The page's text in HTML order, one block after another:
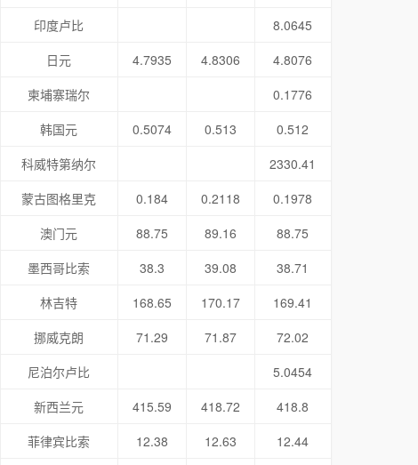
印度卢比
8.0645
日元
4.7935 4.8306
4.8076
柬埔寨瑞尔
0.1776
韩国元
0.5074 0.513
0.512
科威特第纳尔
2330.41
蒙古图格里克
0.184 0.2118
0.1978
澳门元
88.75 89.16
88.75
墨西哥比索
38.3 39.08
38.71
林吉特
168.65 170.17
169.41
挪威克朗
71.29 71.87
72.02
尼泊尔卢比
5.0454
新西兰元
415.59 418.72
418.8
菲律宾比索
12.38 12.63
12.44